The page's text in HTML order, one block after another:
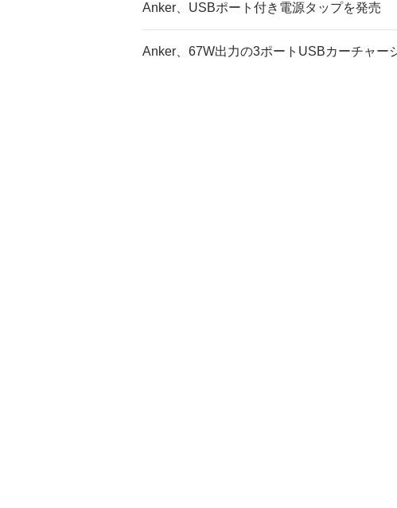
Anker、USBポート付き電源タップを発売
Anker、67W出力の3ポートUSBカーチャー